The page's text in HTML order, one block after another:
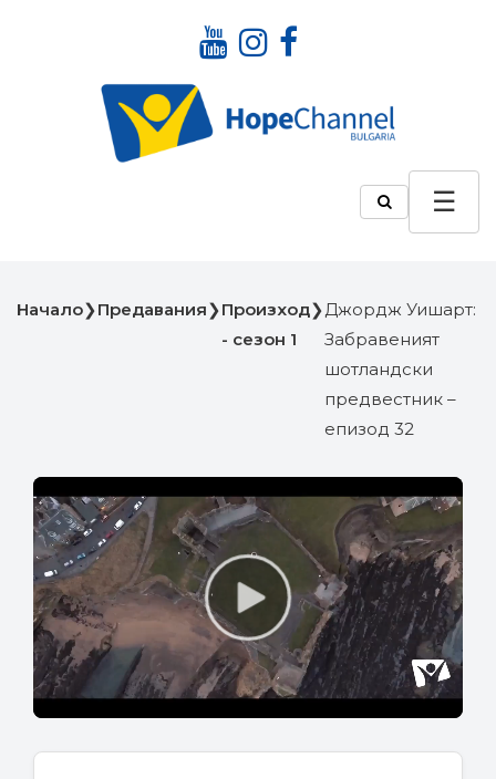
Начало❯Предавания❯Произход
- сезон 1
❯Джордж Уишарт:
Забравеният
шотландски
предвестник –
епизод 32
Play
Video